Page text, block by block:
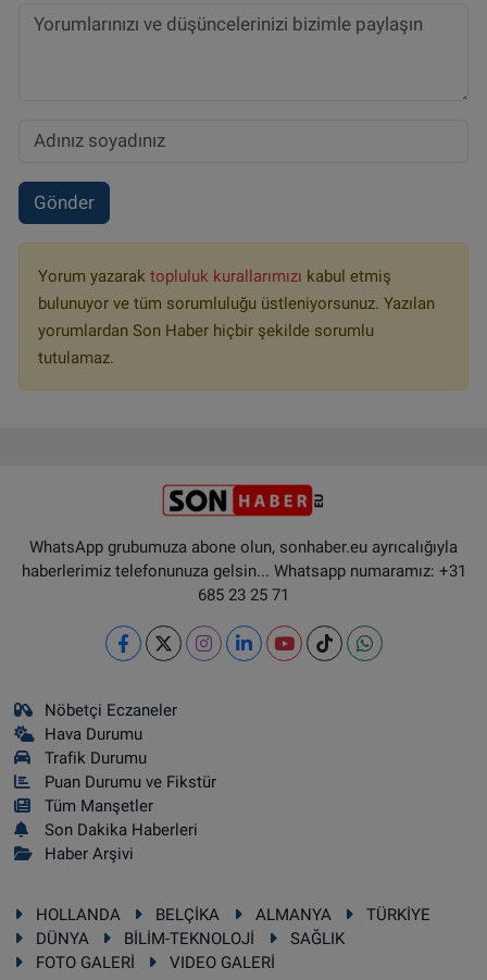
Gönder
Yorum yazarak topluluk kurallarımızı kabul etmiş
bulunuyor ve tüm sorumluluğu üstleniyorsunuz. Yazılan
yorumlardan Son Haber hiçbir şekilde sorumlu
tutulamaz.
WhatsApp grubumuza abone olun, sonhaber.eu ayrıcalığıyla
haberlerimiz telefonunuza gelsin... Whatsapp numaramız: +31
685 23 25 71
Nöbetçi Eczaneler
Hava Durumu
Trafik Durumu
Puan Durumu ve Fikstür
Tüm Manşetler
Son Dakika Haberleri
Haber Arşivi
HOLLANDA BELÇİKA ALMANYA
TÜRKİYE
DÜNYA
BİLİM-TEKNOLOJİ
SAĞLIK
FOTO GALERİ
VIDEO GALERİ